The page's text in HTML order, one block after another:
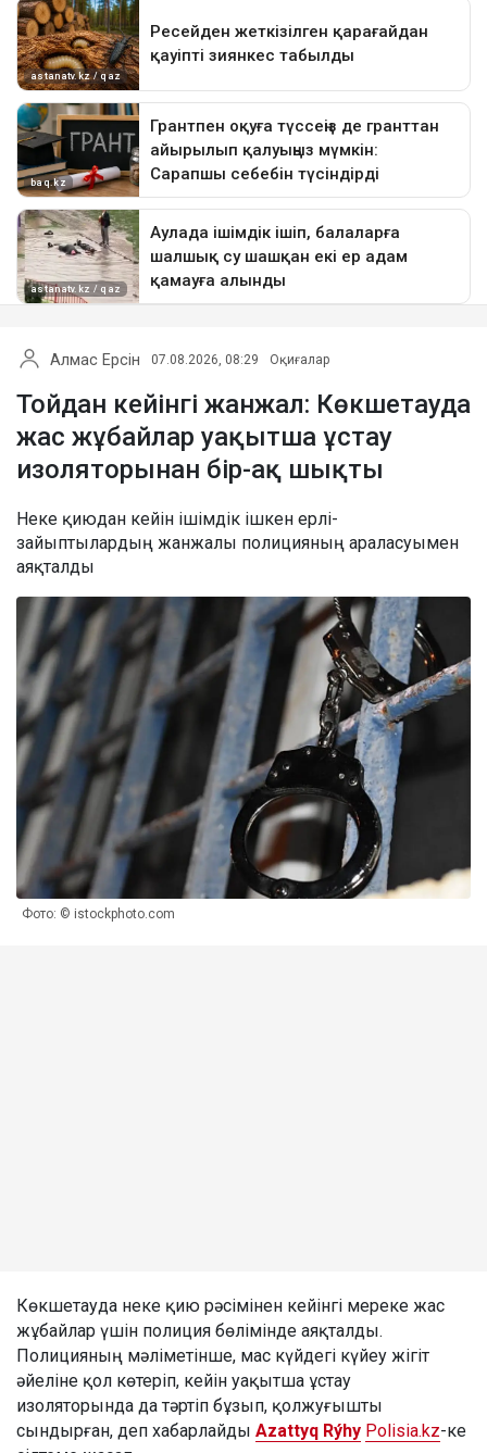
Алмас Ерсін 07.08.2026, 08:29 Оқиғалар
Тойдан кейінгі жанжал: Көкшетауда
жас жұбайлар уақытша ұстау
изоляторынан бір-ақ шықты
Неке қиюдан кейін ішімдік ішкен ерлі-
зайыптылардың жанжалы полицияның араласуымен
аяқталды
Фото: © istockphoto.com
Көкшетауда неке қию рәсімінен кейінгі мереке жас
жұбайлар үшін полиция бөлімінде аяқталды.
Полицияның мәліметінше, мас күйдегі күйеу жігіт
әйеліне қол көтеріп, кейін уақытша ұстау
изоляторында да тәртіп бұзып, қолжуғышты
сындырған, деп хабарлайды Azattyq Rýhy Polisia.kz-ке